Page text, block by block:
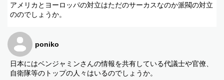
12. 2030年・超監視社会への警鐘
14. 本物のトランプの生死について
15. 番組締め・総括
アメリカとヨーロッパの対立はただのサーカスなのか派閥の対立
ののでしょうか。
poniko
日本にはベンジャミンさんの情報を共有している代議士や官僚、
自衛隊等のトップの人々はいるのでしょうか。